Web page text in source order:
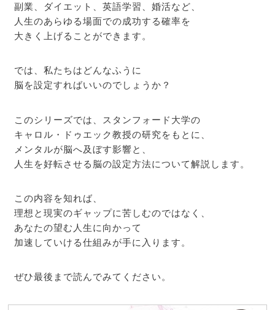
副業、ダイエット、英語学習、婚活など、
人生のあらゆる場面での成功する確率を
大きく上げることができます。
では、私たちはどんなふうに
脳を設定すればいいのでしょうか？
このシリーズでは、スタンフォード大学の
キャロル・ドゥエック教授の研究をもとに、
メンタルが脳へ及ぼす影響と、
人生を好転させる脳の設定方法について解説します。
この内容を知れば、
理想と現実のギャップに苦しむのではなく、
あなたの望む人生に向かって
加速していける仕組みが手に入ります。
ぜひ最後まで読んでみてください。